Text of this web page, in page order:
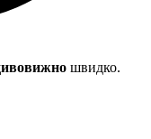
швидко.